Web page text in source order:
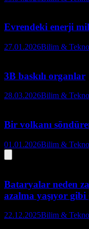
Evrendeki enerji
27.01.2026Bilim &
3B baskılı organlar
28.03.2026Bilim &
Bir volkanı
01.01.2026Bilim &
Bataryalar neden
azalma yaşıyor
22.12.2025Bilim &